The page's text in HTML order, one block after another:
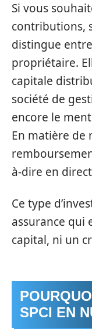
Si vous
contributions,
distingue
propriétaire.
capitale
société de
encore le
En matière de
à-dire en
Ce type
assurance qui
capital, ni un
SPCI EN